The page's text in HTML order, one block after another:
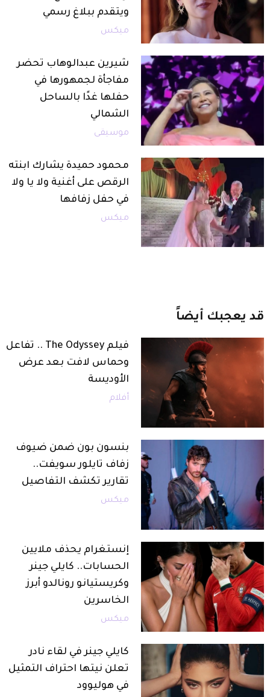
ويتقدم ببلاغ رسمي
ميكس
شيرين عبدالوهاب تحضر
مفاجأة لجمهورها في
حفلها غدًا بالساحل
الشمالي
موسيقى
محمود حميدة يشارك ابنته
الرقص على أغنية ولا يا ولا
في حفل زفافها
ميكس
قد يعجبك أيضاً
فيلم The Odyssey .. تفاعل
وحماس لافت بعد عرض
الأوديسة
أفلام
بنسون بون ضمن ضيوف
زفاف تايلور سويفت..
تقارير تكشف التفاصيل
ميكس
إنستغرام يحذف ملايين
الحسابات.. كايلي جينر
وكريستيانو رونالدو أبرز
الخاسرين
ميكس
كايلي جينر في لقاء نادر
تعلن نيتها احتراف التمثيل
في هوليوود